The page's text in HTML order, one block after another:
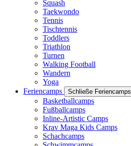
Squash
Taekwondo
Tennis
Tischtennis
Toddlers
Triathlon
Turnen
Walking Football
Wandern
Yoga
Feriencamps
Schließe Feriencamps
Basketballcamps
Fußballcamps
Inline-Artistic Camps
Krav Maga Kids Camps
Schachcamps